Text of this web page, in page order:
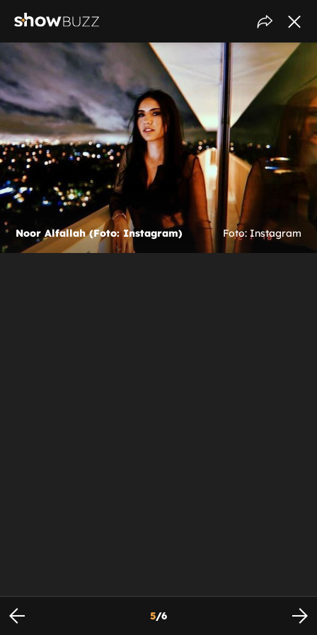
Noor Alfallah (Foto: Instagram) Foto: Instagram
5/6